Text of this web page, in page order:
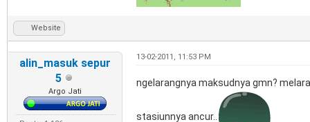
Website
alin_masuk sepur
5
Argo Jati
13-02-2011, 11:53 PM
ngelarangnya maksudnya gmn?
stasiunnya ancur..